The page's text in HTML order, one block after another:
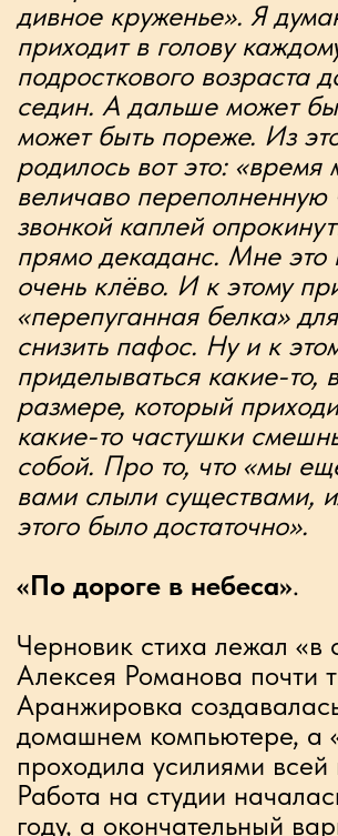
году, а окончательный вариант песни
увидел свет в конце 2021 года.
Обе композиции вышли на
семидюймовом виниле бонусом к
двойному юбилейному концерту с
симфоническим оркестром.
Слушайте на всех цифровых
площадках:
https://band.link/single_2025
ПРИСОЕДИНЯЙТЕСЬ
К VIP-КЛУБУ
если хотите быть первым в курсе
событий группы «‎Воскресение»‎
и иметь постоянную скидку 20
процентов на VIP места
ПРИСОЕДИНИТЬСЯ
Дмитрий Верховский директор
+7 (925) 500-98-66
newsintezproject@gmail.com
КОНТАКТЫ
Исключительно: WhatsApp, Telegram